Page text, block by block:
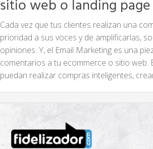
sitio web o landing page
Cada vez que tus clientes realizan una
prioridad a sus voces y de amplificarlas,
opiniones. Y, el Email Marketing es una
comentarios a tu ecommerce o sitio
puedan realizar compras inteligentes,